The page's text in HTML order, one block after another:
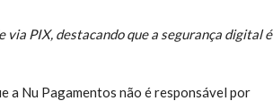
PIX, destacando que a segurança digital é
a Nu Pagamentos não é responsável por